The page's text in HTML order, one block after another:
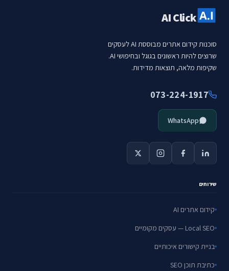
AI Click
סוכנות קידום אתרים מבוססת AI לעסקים
שרוצים להיות ראשונים בגוגל ובחיפושי AI.
שקיפות מלאה, תוצאות מדידות.
073-224-1917
WhatsApp
שירותים
קידום אתרים AI
Local SEO — עסקים מקומיים
בניית קישורים איכותיים
כתיבת תוכן SEO